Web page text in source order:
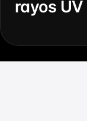
rayos UV